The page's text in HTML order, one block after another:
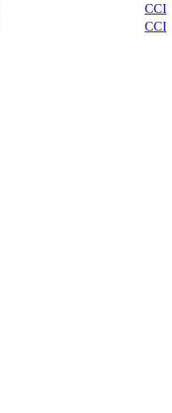
CCI
CCI